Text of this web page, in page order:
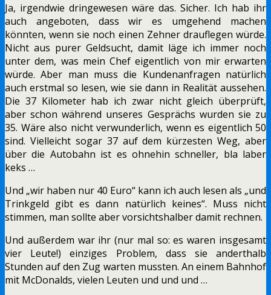
Ja, irgendwie dringewesen wäre das. Sicher. Ich hab ihr
auch angeboten, dass wir es umgehend machen
könnten, wenn sie noch einen Zehner drauflegen würde.
Nicht aus purer Geldsucht, damit läge ich immer noch
unter dem, was mein Chef eigentlich von mir erwarten
würde. Aber man muss die Kundenanfragen natürlich
auch erstmal so lesen, wie sie dann in Realität aussehen.
Die 37 Kilometer hab ich zwar nicht gleich überprüft,
aber schon während unseres Gesprächs wurden sie zu
35. Wäre also nicht verwunderlich, wenn es eigentlich 50
sind. Vielleicht sogar 37 auf dem kürzesten Weg, aber
über die Autobahn ist es ohnehin schneller, bla laber
keks …
Und „wir haben nur 40 Euro“ kann ich auch lesen als „und
Trinkgeld gibt es dann natürlich keines“. Muss nicht
stimmen, man sollte aber vorsichtshalber damit rechnen.
Und außerdem war ihr (nur mal so: es waren insgesamt
vier Leute!) einziges Problem, dass sie anderthalb
Stunden auf den Zug warten mussten. An einem Bahnhof
mit McDonalds, vielen Leuten und und und …